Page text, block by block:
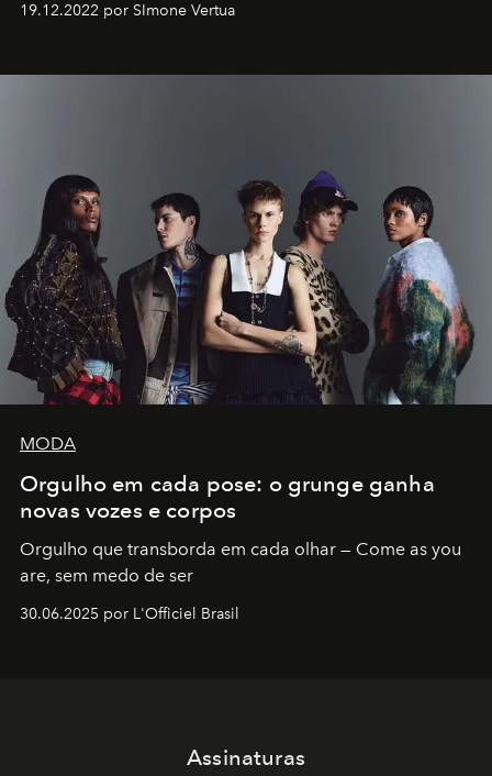
19.12.2022 por SImone Vertua
MODA
Orgulho em cada pose: o grunge ganha
novas vozes e corpos
Orgulho que transborda em cada olhar — Come as you
are, sem medo de ser
30.06.2025 por L'Officiel Brasil
Assinaturas